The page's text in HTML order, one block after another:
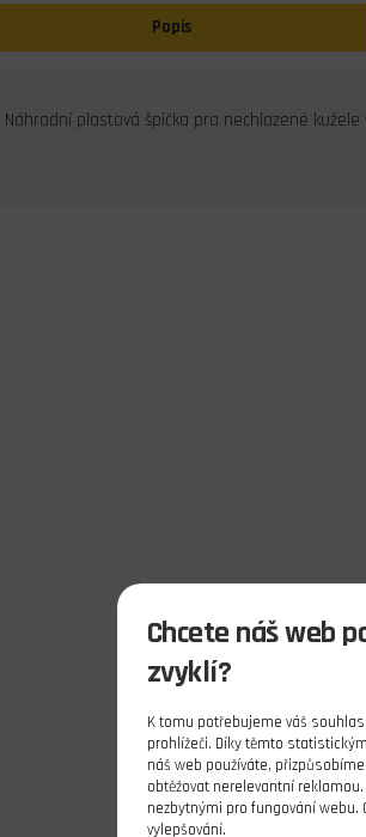
Popis
Náhradní plastová špička pro nechlazené
Chcete náš web
zvyklí?
K tomu potřebujeme váš
prohlížeči. Díky těmto
náš web používáte,
obtěžovat nerelevantní
nezbytnými pro fungování
vylepšování.